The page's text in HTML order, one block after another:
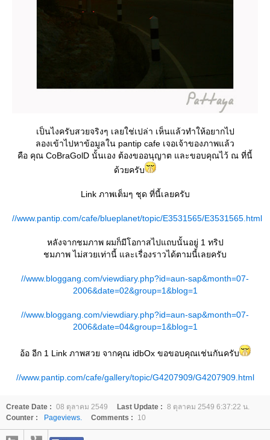
เป็นไงครับสวยจริงๆ เลยใช่เปล่า เห็นแล้วทำให้อยากไป
ลองเข้าไปหาข้อมูลใน pantip cafe เจอเจ้าของภาพแล้ว
คือ คุณ CoBraGolD นั้นเอง ต้องขออนุญาต และขอบคุณไว้ ณ ที่นี้
ด้วยครับ
Link ภาพเต็มๆ ชุด ที่นี้เลยครับ
//www.pantip.com/cafe/blueplanet/topic/E3531565/E3531565.html
หลังจากชมภาพ ผมก็มีโอกาสไปแถบนั้นอยู่ 1 ทริป
ชมภาพ ไม่สวยเท่านี้ และเรื่องราวได้ตามนี้เลยครับ
//www.bloggang.com/viewdiary.php?id=aun-sap&month=07-
2006&date=02&group=1&blog=1
//www.bloggang.com/viewdiary.php?id=aun-sap&month=07-
2006&date=04&group=1&blog=1
อ้อ อีก 1 Link ภาพสวย จากคุณ idbOx ขอขอบคุณเช่นกันครับ
//www.pantip.com/cafe/gallery/topic/G4207909/G4207909.html
Create Date : 08 ตุลาคม 2549 Last Update : 8 ตุลาคม 2549 6:37:22 น.
Counter :
Pageviews. Comments : 10